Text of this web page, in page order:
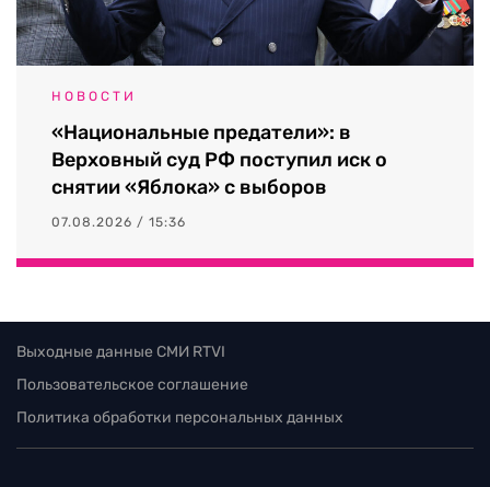
НОВОСТИ
«Национальные предатели»: в
Верховный суд РФ поступил иск о
снятии «Яблока» с выборов
07.08.2026 / 15:36
Выходные данные СМИ RTVI
Пользовательское соглашение
Политика обработки персональных данных